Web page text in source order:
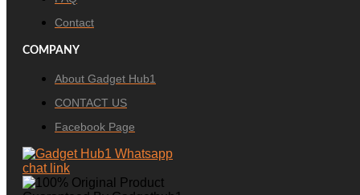
Contact
COMPANY
About Gadget Hub1
CONTACT US
Facebook Page